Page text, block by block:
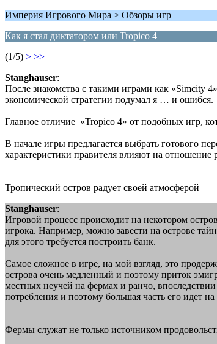
Империя Игрового Мира > Обзоры игр
Как я стал диктатором или Tropico 4
(1/5) > >>
Stanghauser:
После знакомства с такими играми как «Simcity
экономической стратегии подумал я … и ошибся.
Главное отличие «Tropico 4» от подобных игр,
В начале игры предлагается выбрать готового
характеристики правителя влияют на
Тропический остров радует своей атмосферой
Stanghauser:
Игровой процесс происходит на некотором
игрока. Например, можно завести на острове
для этого требуется построить банк.
Самое сложное в игре, на мой взгляд, это
острова очень медленный и поэтому приток
местных неучей на фермах и ранчо,
потребления и поэтому большая часть его идет
Фермы служат не только источником